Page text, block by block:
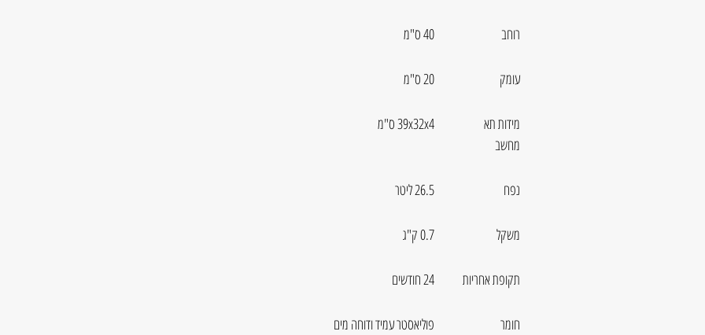
רוחב 40 ס"מ
עומק 20 ס"מ
מידות תא
מחשב
39x32x4 ס"מ
נפח 26.5 ליטר
משקל 0.7 ק"ג
תקופת אחריות 24 חודשים
חומר פוליאסטר עמיד ודוחה מים